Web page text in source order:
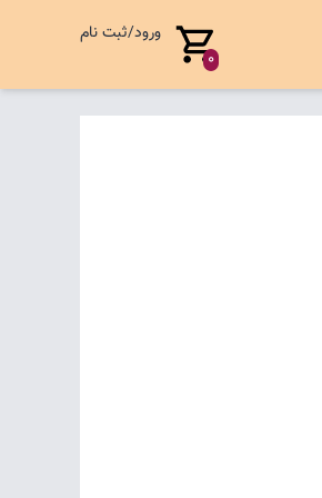
0
ورود/ثبت نام